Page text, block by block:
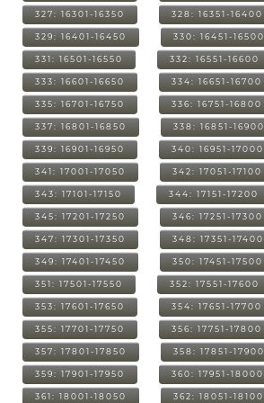
327: 16301-16350 328: 16351-16400
329: 16401-16450 330: 16451-16500
331: 16501-16550 332: 16551-16600
333: 16601-16650 334: 16651-16700
335: 16701-16750 336: 16751-16800
337: 16801-16850 338: 16851-16900
339: 16901-16950 340: 16951-17000
341: 17001-17050 342: 17051-17100
343: 17101-17150 344: 17151-17200
345: 17201-17250 346: 17251-17300
347: 17301-17350 348: 17351-17400
349: 17401-17450 350: 17451-17500
351: 17501-17550 352: 17551-17600
353: 17601-17650 354: 17651-17700
355: 17701-17750 356: 17751-17800
357: 17801-17850 358: 17851-17900
359: 17901-17950 360: 17951-18000
361: 18001-18050 362: 18051-18100